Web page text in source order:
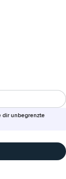
dir unbegrenzte